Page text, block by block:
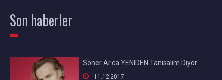
Son haberler
Soner Arica YENIDEN Tanisalim Diyor
 11.12.2017